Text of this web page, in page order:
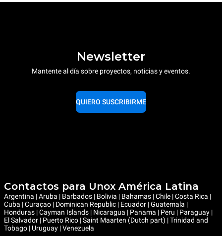
Newsletter
Mantente al día sobre proyectos, noticias y eventos.
QUIERO SUSCRIBIRME
Contactos para Unox América Latina
Argentina | Aruba | Barbados | Bolivia | Bahamas | Chile | Costa Rica |
Cuba | Curaçao | Dominican Republic | Ecuador | Guatemala |
Honduras | Cayman Islands | Nicaragua | Panama | Peru | Paraguay |
El Salvador | Puerto Rico | Saint Maarten (Dutch part) | Trinidad and
Tobago | Uruguay | Venezuela